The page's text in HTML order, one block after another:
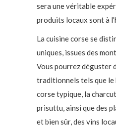
sera une véritable
produits locaux sont à
La cuisine corse se
uniques, issues des
Vous pourrez déguster
traditionnels tels que le
corse typique, la
prisuttu, ainsi que des
et bien sûr, des vins